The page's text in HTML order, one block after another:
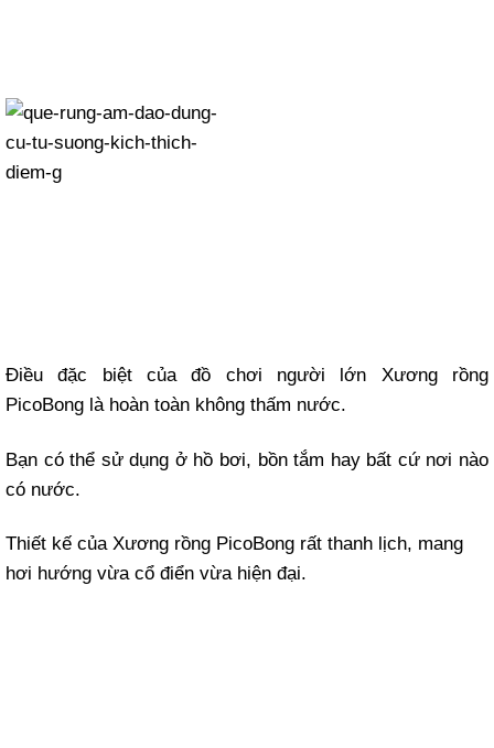
Điều đặc biệt của đồ chơi người lớn Xương rồng
PicoBong là hoàn toàn không thấm nước.
Bạn có thể sử dụng ở hồ bơi, bồn tắm hay bất cứ nơi nào
có nước.
Thiết kế của Xương rồng PicoBong rất thanh lịch, mang
hơi hướng vừa cổ điển vừa hiện đại.